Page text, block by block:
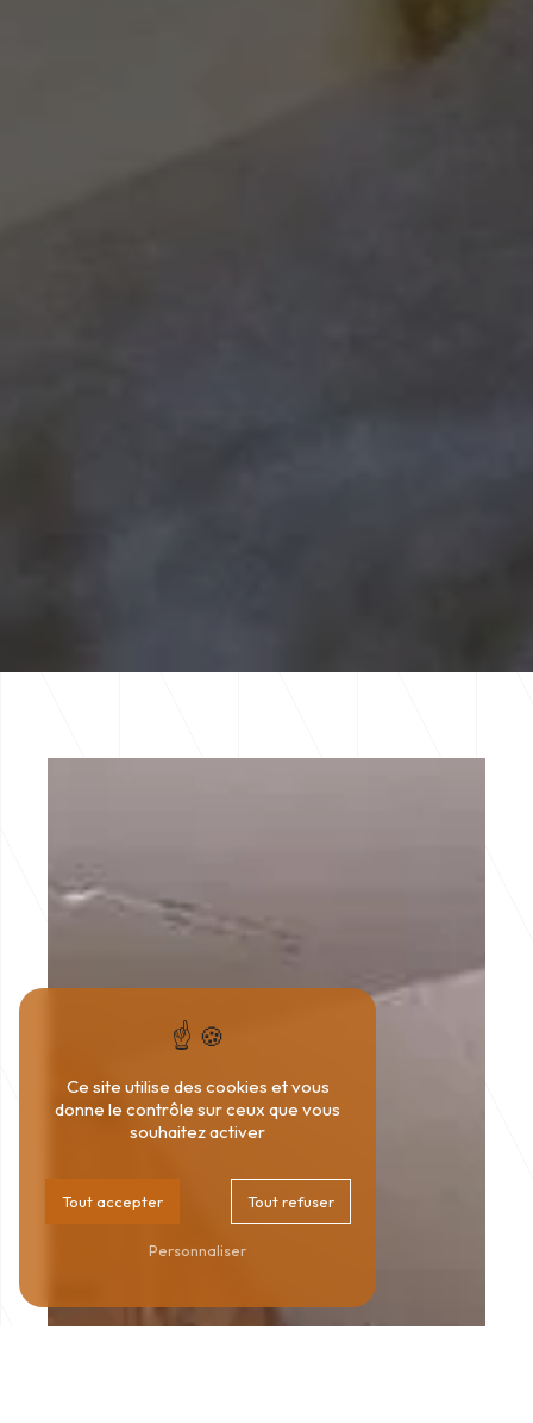
Ce site utilise des cookies et vous
donne le contrôle sur ceux que vous
souhaitez activer
Tout accepter Tout refuser
Personnaliser